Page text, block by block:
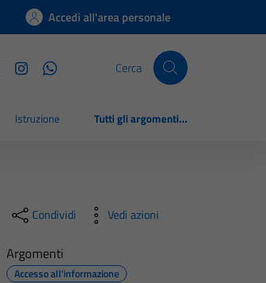
attiva: Accedi all'area personale
Cerca
Istruzione Tutti gli argomenti...
Condividi Vedi azioni
Argomenti
Accesso all'informazione